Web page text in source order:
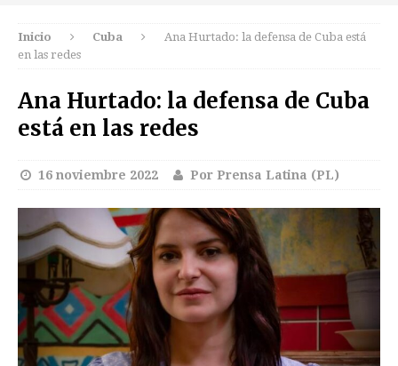
Inicio Cuba
Ana Hurtado: la defensa de Cuba está
en las redes
Ana Hurtado: la defensa de Cuba
está en las redes
16 noviembre 2022 Por Prensa Latina (PL)